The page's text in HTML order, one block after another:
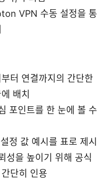
VPN 수동 설정을 통
터 연결까지의 간단한
배치
포인트를 한 눈에 볼 수
정 값 예시를 표로 제시
성을 높이기 위해 공식
단히 인용